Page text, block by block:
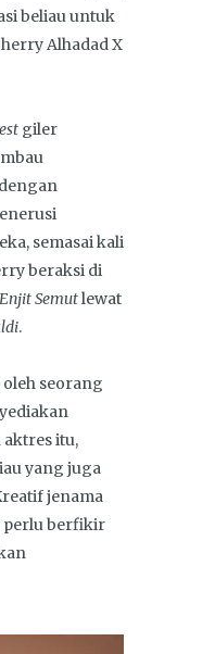
beliau untuk
Alhadad X
giler
semasai kali
beraksi di
Semutlewat
.
seorang
aktres itu,
yang juga
jenama
perlu berfikir